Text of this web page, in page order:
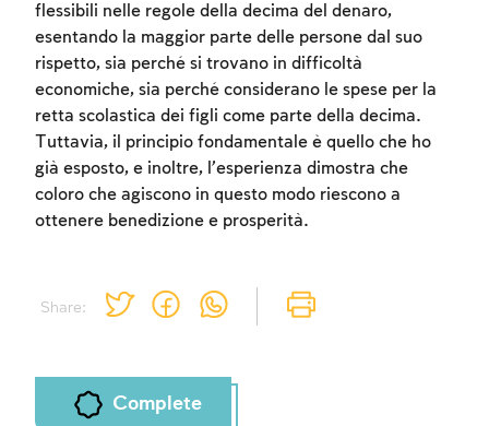
Share:
flessibili nelle regole della decima del denaro,
esentando la maggior parte delle persone dal suo
rispetto, sia perché si trovano in difficoltà
economiche, sia perché considerano le spese per la
retta scolastica dei figli come parte della decima.
Tuttavia, il principio fondamentale è quello che ho
già esposto, e inoltre, l’esperienza dimostra che
coloro che agiscono in questo modo riescono a
ottenere benedizione e prosperità.
Complete
to create an account or log in.
Sign up Login